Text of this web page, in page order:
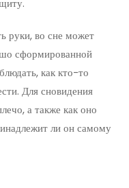
руки, во сне может
сформированной
как кто-то
Для сновидения
а также как оно
ли он самому